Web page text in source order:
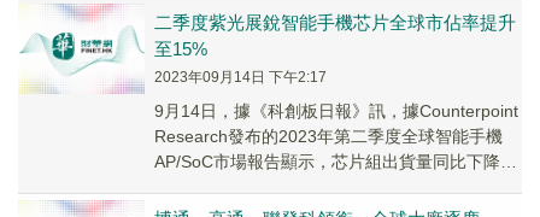
二季度紫光展銳智能手機芯片全球市佔率提升
至15%
2023年09月14日 下午2:17
9月14日，據《科創板日報》訊，據Counterpoint
Research發布的2023年第二季度全球智能手機
AP/SoC市場報告顯示，芯片組出貨量同比下降